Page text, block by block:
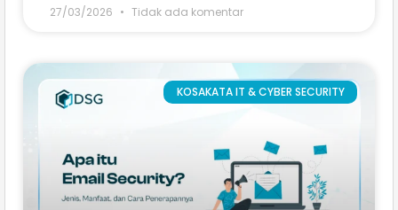
27/03/2026 Tidak ada komentar
KOSAKATA IT & CYBER SECURITY